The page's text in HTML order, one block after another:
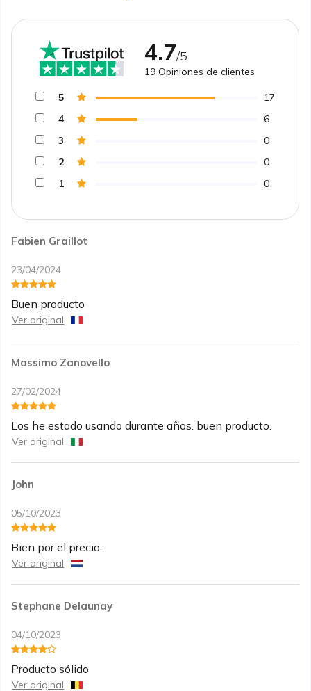
Fabien Graillot
23/04/2024
Buen producto
Ver original
Massimo Zanovello
27/02/2024
Los he estado usando durante años. buen producto.
Ver original
John
05/10/2023
Bien por el precio.
Ver original
Stephane Delaunay
04/10/2023
Producto sólido
Ver original
4.7/5
19 Opiniones de clientes
5
17
4
6
3
0
2
0
1
0